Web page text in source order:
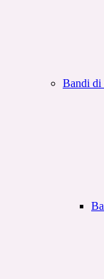
Bandi di